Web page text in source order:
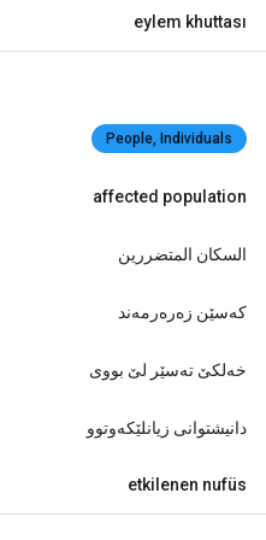
eylem khuttası
People, Individuals
affected population
السكان المتضررين
کەسێن زەرەرمەند
خەلکێ تەسێر لێ بووی
دانیشتوانی زیانلێکەوتوو
etkilenen nufüs